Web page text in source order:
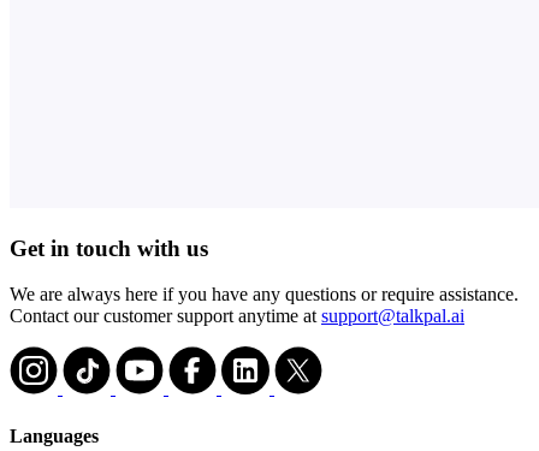
Get in touch with us
We are always here if you have any questions or require assistance.
Contact our customer support anytime atsupport@talkpal.ai
Languages